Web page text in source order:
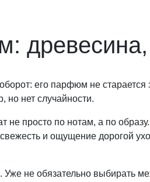
его парфюм не
но нет случайности.
просто по нотам, а по
и ощущение дорогой
не обязательно выбирать